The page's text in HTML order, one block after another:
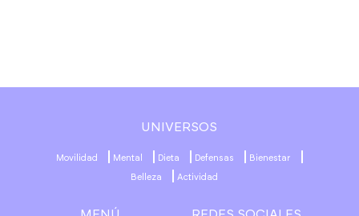
UNIVERSOS
Movilidad Mental Dieta Defensas Bienestar
Belleza Actividad